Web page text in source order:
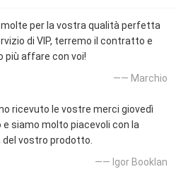
molte per la vostra qualità perfetta
di VIP, terremo il contratto e
più affare con voi!
—— Marchio
ricevuto le vostre merci giovedì
e siamo molto piacevoli con la
del vostro prodotto.
—— Igor Booklan